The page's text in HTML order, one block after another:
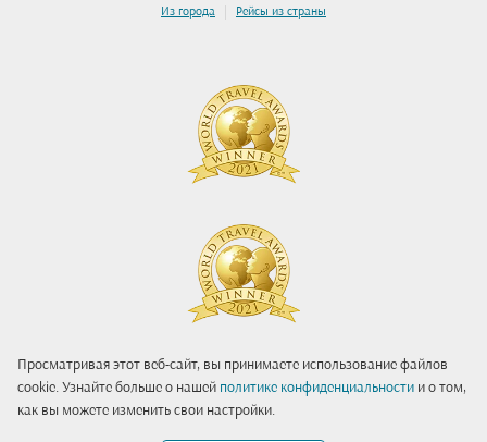
Просматривая этот веб-сайт, вы принимаете использование файлов
cookie. Узнайте больше о нашей политике конфиденциальности и о том,
как вы можете изменить свои настройки.
Из города | Рейсы из страны